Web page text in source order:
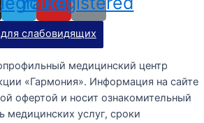
слабовидящих
медицинский центр
«Гармония». Информация на сайте
офертой и носит ознакомительный
медицинских услуг, сроки